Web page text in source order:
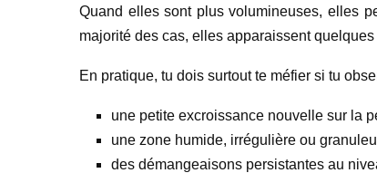
Quand elles sont plus volumineuses, elles
majorité des cas, elles apparaissent
En pratique, tu dois surtout te méfier si tu
une petite excroissance nouvelle sur la
une zone humide, irrégulière ou
des démangeaisons persistantes au